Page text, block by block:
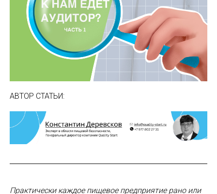
АВТОР СТАТЬИ:
Практически каждое пищевое предприятие рано или